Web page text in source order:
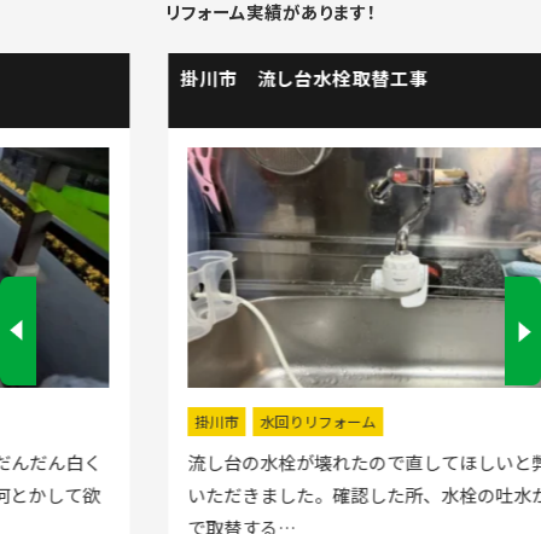
リフォーム実績があります！
掛川市 流し台水栓取替工事
水回りリフォーム
流し台の水栓が壊れたので直してほしいと弊社にお電話
いただきました。確認した所、水栓の吐水が落ちたよう